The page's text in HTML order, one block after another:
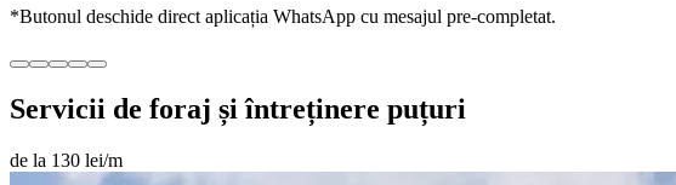
*Butonul deschide direct aplicația WhatsApp cu mesajul pre-completat.
Servicii de foraj și întreținere puțuri
de la 130 lei/m